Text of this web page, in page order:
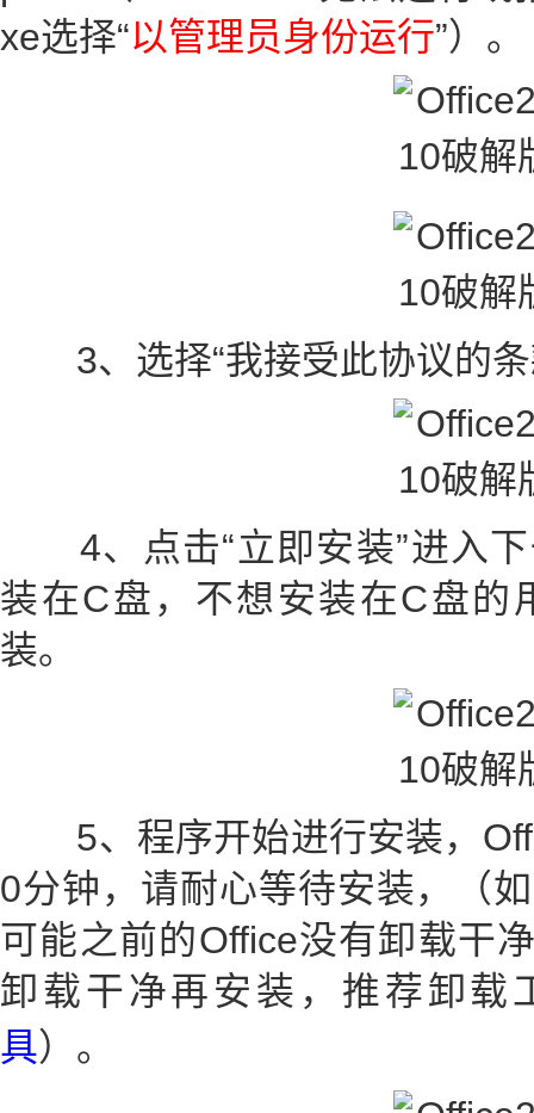
xe选择“以管理员身份运行”）。
3、选择“我接受此协议的条
4、点击“立即安装”进入下
装在C盘，不想安装在C盘的
装。
5、程序开始进行安装，
0分钟，请耐心等待安装，（
可能之前的Office没有卸载干
卸载干净再安装，推荐卸载
具）。